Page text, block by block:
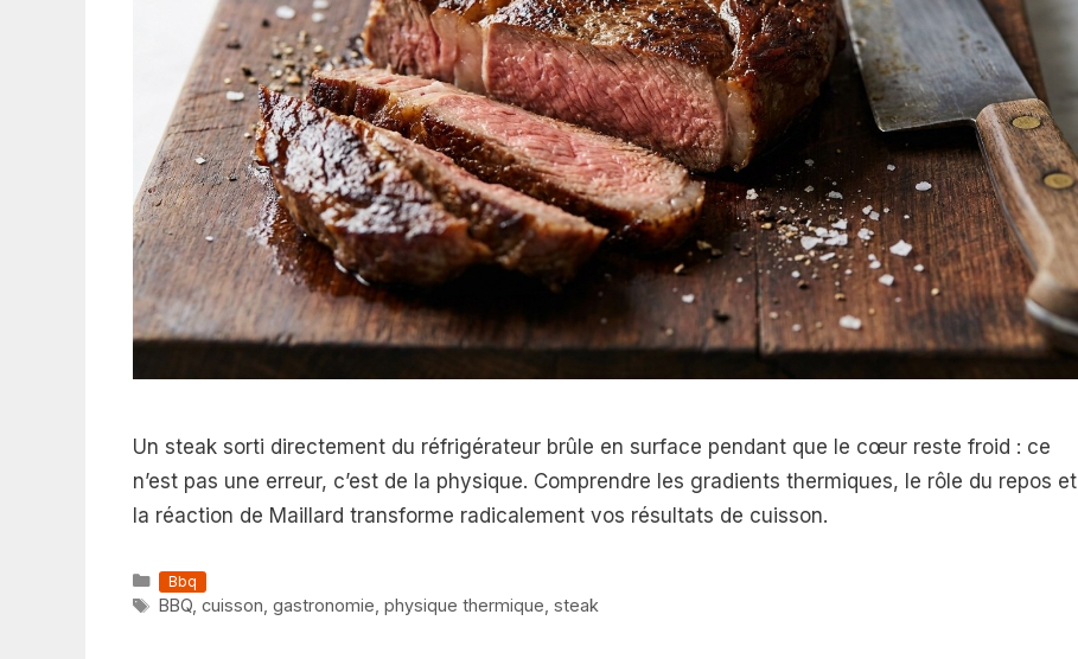
Un steak sorti directement du réfrigérateur brûle en surface pendant que le cœur reste froid : ce
n’est pas une erreur, c’est de la physique. Comprendre les gradients thermiques, le rôle du repos et
la réaction de Maillard transforme radicalement vos résultats de cuisson.
Catégories
Bbq
Étiquettes
BBQ, cuisson gastronomie physique thermique steak